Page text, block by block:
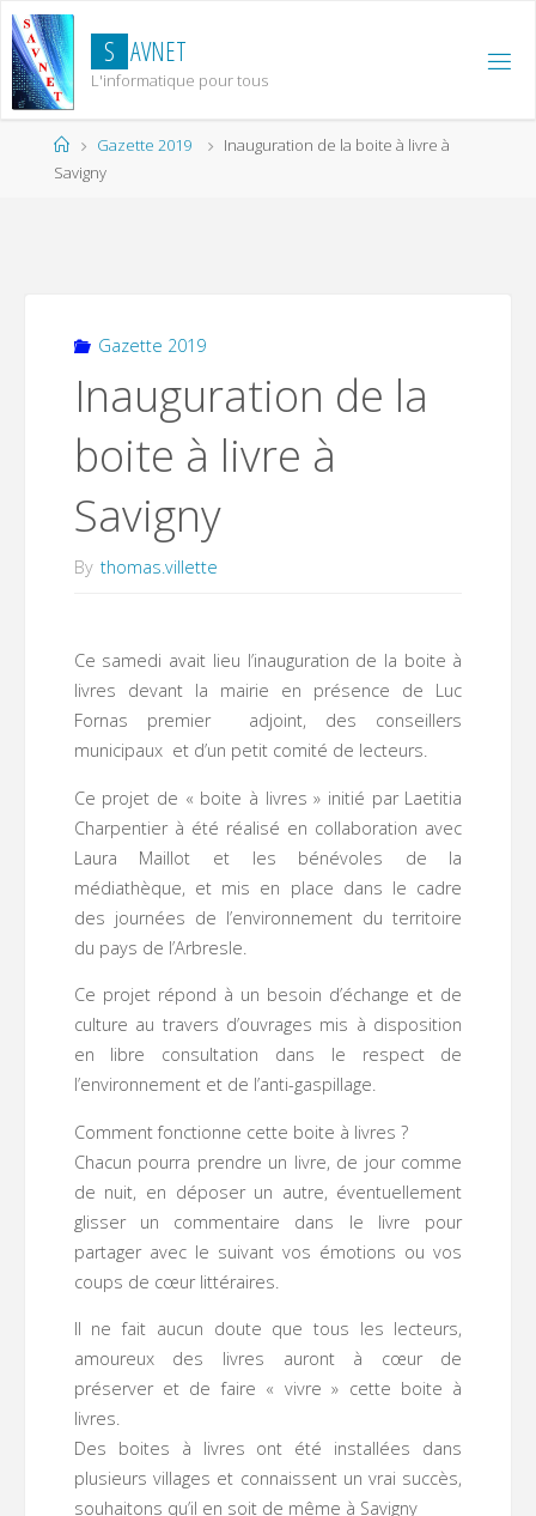
Skip
to
content
S AVNET
L'informatique pour tous
HomeGazette 2019
Inauguration de la boite à livre à
Savigny
Gazette 2019
Inauguration de la
boite à livre à
Savigny
By thomas.villette
Ce samedi avait lieu l’inauguration de la boite à
livres devant la mairie en présence de Luc
Fornas premier adjoint, des conseillers
municipaux et d’un petit comité de lecteurs.
Ce projet de « boite à livres » initié par Laetitia
Charpentier à été réalisé en collaboration avec
Laura Maillot et les bénévoles de la
médiathèque, et mis en place dans le cadre
des journées de l’environnement du territoire
du pays de l’Arbresle.
Ce projet répond à un besoin d’échange et de
culture au travers d’ouvrages mis à disposition
en libre consultation dans le respect de
l’environnement et de l’anti-gaspillage.
Comment fonctionne cette boite à livres ?
Chacun pourra prendre un livre, de jour comme
de nuit, en déposer un autre, éventuellement
glisser un commentaire dans le livre pour
partager avec le suivant vos émotions ou vos
coups de cœur littéraires.
Il ne fait aucun doute que tous les lecteurs,
amoureux des livres auront à cœur de
préserver et de faire « vivre » cette boite à
livres.
Des boites à livres ont été installées dans
plusieurs villages et connaissent un vrai succès,
souhaitons qu’il en soit de même à Savigny